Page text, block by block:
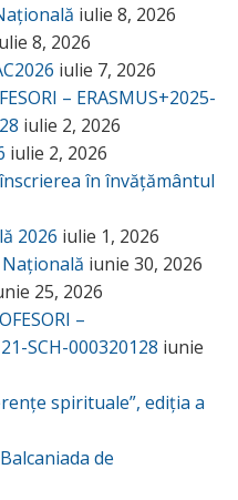
iulie 8, 2026
8, 2026
iulie 7, 2026
– ERASMUS+2025-
iulie 2, 2026
iulie 2, 2026
în învățământul
2026 iulie 1, 2026
iunie 30, 2026
25, 2026
–
SCH-000320128 iunie
spirituale”, ediția a
de